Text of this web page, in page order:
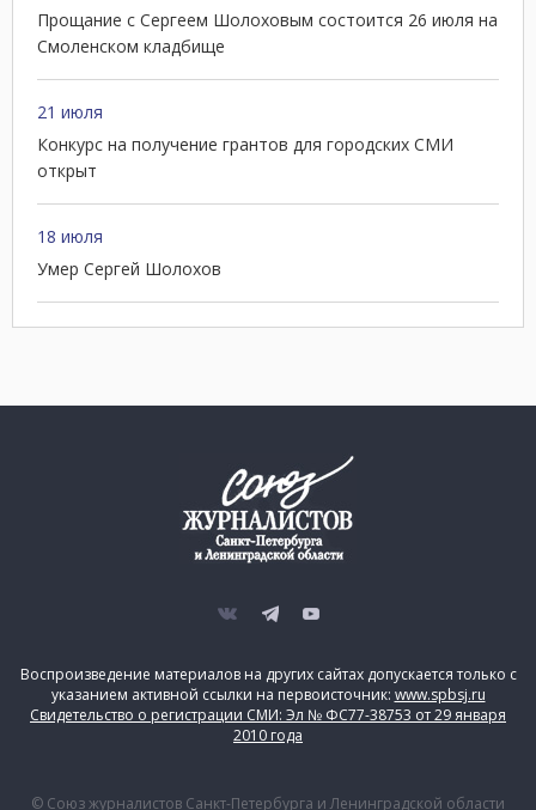
Прощание с Сергеем Шолоховым состоится 26 июля на
Смоленском кладбище
21 июля
Конкурс на получение грантов для городских СМИ
открыт
18 июля
Умер Сергей Шолохов
Воспроизведение материалов на других сайтах допускается только с
указанием активной ссылки на первоисточник: www.spbsj.ru
Свидетельство о регистрации СМИ: Эл № ФС77-38753 от 29 января
2010 года
© Союз журналистов Санкт-Петербурга и Ленинградской области